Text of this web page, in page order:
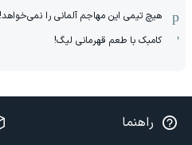
هیچ‌ تیمی این مهاجم آلمانی را نمی‌خواهد!
کامبک با طعم قهرمانی لیگ!
راهنما